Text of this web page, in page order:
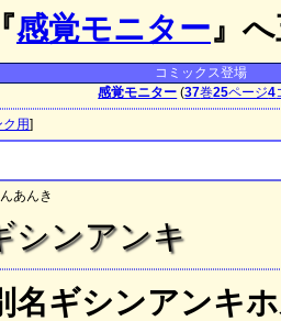
『感覚モニター』
コミックス登場
感覚モニター (37巻25ページ4
用]
あんき
シンアンキ
名ギシンアンキ